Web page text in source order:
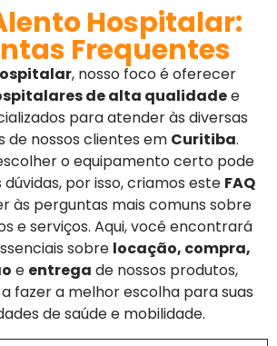
Hospitalar:
Frequentes
, nosso foco é oferecer
de alta qualidadee
para atender às diversas
de nossos clientes em Curitiba.
o equipamento certo pode
por isso, criamos este FAQ
às perguntas mais comuns sobre
e serviços. Aqui, você encontrará
sobre locação, compra,
e entrega de nossos produtos,
fazer a melhor escolha para suas
de saúde e mobilidade.